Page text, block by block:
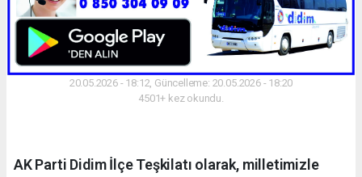
20.05.2026 - 18:12, Güncelleme: 20.05.2026 - 18:20
4501+ kez okundu.
AK Parti Didim İlçe Teşkilatı olarak, milletimizle